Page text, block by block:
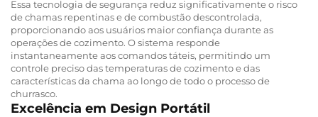
Essa tecnologia de segurança reduz significativamente o risco
de chamas repentinas e de combustão descontrolada,
proporcionando aos usuários maior confiança durante as
operações de cozimento. O sistema responde
instantaneamente aos comandos táteis, permitindo um
controle preciso das temperaturas de cozimento e das
características da chama ao longo de todo o processo de
churrasco.
Excelência em Design Portátil